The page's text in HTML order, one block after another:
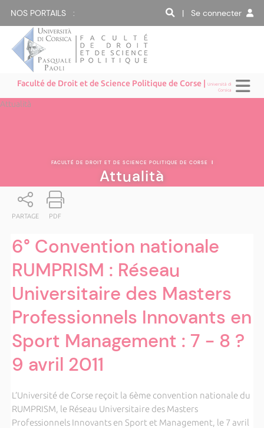
NOS PORTAILS : | Se connecter
Faculté de Droit et de Science Politique de Corse |Università di
Corsica
Attualità
FACULTÉ DE DROIT ET DE SCIENCE POLITIQUE DE CORSE |
Attualità
PARTAGE PDF
6° Convention nationale
RUMPRISM : Réseau
Universitaire des Masters
Professionnels Innovants en
Sport Management : 7 - 8 ?
9 avril 2011
L’Université de Corse reçoit la 6ème convention nationale du
RUMPRISM, le Réseau Universitaire des Masters
Professionnels Innovants en Sport et Management, le 7 avril